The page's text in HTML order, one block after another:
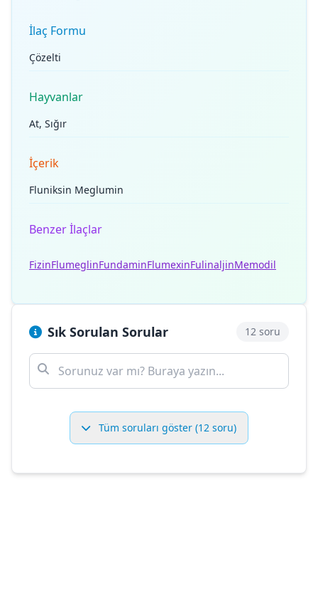
İlaç Formu
Çözelti
Hayvanlar
At, Sığır
İçerik
Fluniksin Meglumin
Benzer İlaçlar
FizinFlumeglinFundaminFlumexinFulinaljinMemodil
Sık Sorulan Sorular 12 soru
Tüm soruları göster (12 soru)